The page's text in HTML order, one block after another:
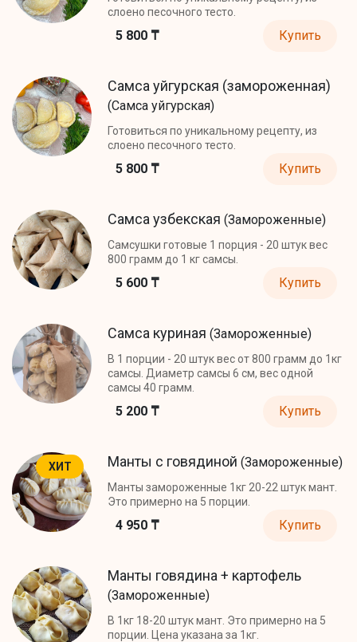
слоено песочного тесто.
5 800 ₸ Купить
Самса уйгурская (замороженная)
(Самса уйгурская)
Готовиться по уникальному рецепту, из
слоено песочного тесто.
5 800 ₸ Купить
Самса узбекская (Замороженные)
Самсушки готовые 1 порция - 20 штук вес
800 грамм до 1 кг самсы.
5 600 ₸ Купить
Самса куриная (Замороженные)
В 1 порции - 20 штук вес от 800 грамм до 1кг
самсы. Диаметр самсы 6 см, вес одной
самсы 40 грамм.
5 200 ₸ Купить
ХИТ Манты с говядиной (Замороженные)
Манты замороженные 1кг 20-22 штук мант.
Это примерно на 5 порции.
4 950 ₸ Купить
Манты говядина + картофель
(Замороженные)
В 1кг 18-20 штук мант. Это примерно на 5
порции. Цена указана за 1кг.